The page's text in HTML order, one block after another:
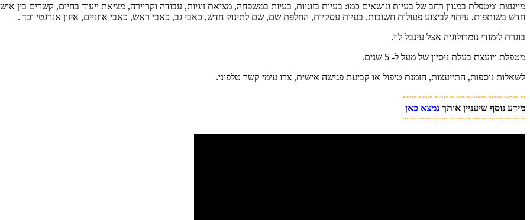
מייעצת ומטפלת במגוון רחב של בעיות ונושאים כמו: בעיות בזוגיות, בעיות במשפחה, מציאת זוגיות, עבודה וקריירה, מציאת ייעוד בחיים, קשרים בין
חדש בשותפות, עיתוי לביצוע פעולות חשובות, בעיות עסקיות, החלפת שם, שם לתינוק חדש, כאבי גב, כאבי ראש, כאבי אוזניים, איזון אנרגטי וכד'.
בוגרת לימודי נומרולוגיה אצל עינבל לוי.
מטפלת ויועצת בעלת ניסיון של מעל ל- 5 שנים.
לשאלות נוספות, התייעצות, הזמנת טיפול או קביעת פגישה אישית, צרו עימי קשר טלפוני.
~~~~~~~~~~~~~~~~~~~~~~~
מידע נוסף שיעניין אותך נמצא כאן
~~~~~~~~~~~~~~~~~~~~~~~